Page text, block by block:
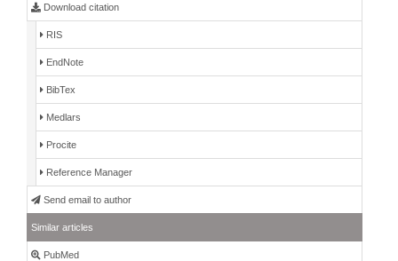
Download citation
RIS
EndNote
BibTex
Medlars
Procite
Reference Manager
Send email to author
Similar articles
PubMed